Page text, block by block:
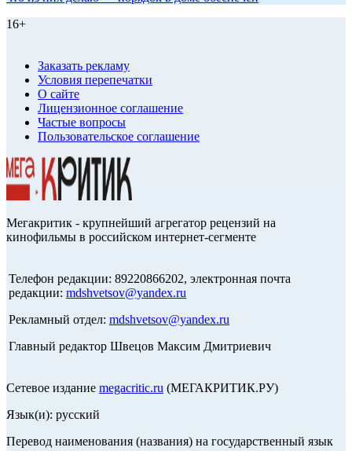
16+
Заказать рекламу
Условия перепечатки
О сайте
Лицензионное соглашение
Частые вопросы
Пользовательское соглашение
Мегакритик - крупнейший агрегатор рецензий на
кинофильмы в российском интернет-сегменте
Телефон редакции: 89220866202, электронная почта
редакции: mdshvetsov@yandex.ru
Рекламный отдел: mdshvetsov@yandex.ru
Главный редактор Швецов Максим Дмитриевич
Сетевое издание megacritic.ru (МЕГАКРИТИК.РУ)
Язык(и): русский
Перевод наименования (названия) на государственный язык